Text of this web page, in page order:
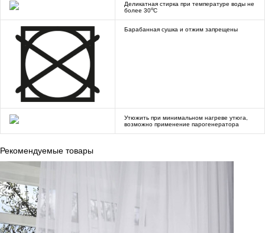
Деликатная стирка при температуре воды не
более 30oC
Барабанная сушка и отжим запрещены
Утюжить при минимальном нагреве утюга,
возможно применение парогенератора
Рекомендуемые товары